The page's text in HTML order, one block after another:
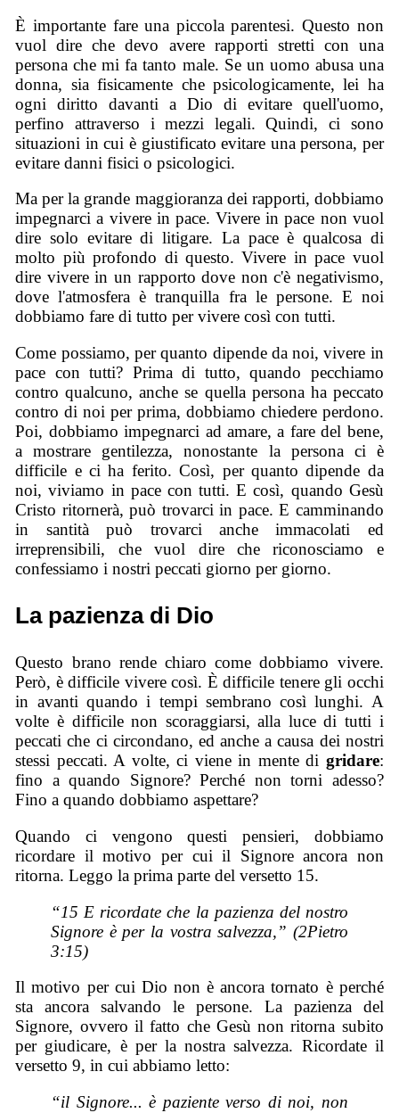
È importante fare una piccola parentesi. Questo non
vuol dire che devo avere rapporti stretti con una
persona che mi fa tanto male. Se un uomo abusa una
donna, sia fisicamente che psicologicamente, lei ha
ogni diritto davanti a Dio di evitare quell'uomo,
perfino attraverso i mezzi legali. Quindi, ci sono
situazioni in cui è giustificato evitare una persona, per
evitare danni fisici o psicologici.
Ma per la grande maggioranza dei rapporti, dobbiamo
impegnarci a vivere in pace. Vivere in pace non vuol
dire solo evitare di litigare. La pace è qualcosa di
molto più profondo di questo. Vivere in pace vuol
dire vivere in un rapporto dove non c'è negativismo,
dove l'atmosfera è tranquilla fra le persone. E noi
dobbiamo fare di tutto per vivere così con tutti.
Come possiamo, per quanto dipende da noi, vivere in
pace con tutti? Prima di tutto, quando pecchiamo
contro qualcuno, anche se quella persona ha peccato
contro di noi per prima, dobbiamo chiedere perdono.
Poi, dobbiamo impegnarci ad amare, a fare del bene,
a mostrare gentilezza, nonostante la persona ci è
difficile e ci ha ferito. Così, per quanto dipende da
noi, viviamo in pace con tutti. E così, quando Gesù
Cristo ritornerà, può trovarci in pace. E camminando
in santità può trovarci anche immacolati ed
irreprensibili, che vuol dire che riconosciamo e
confessiamo i nostri peccati giorno per giorno.
La pazienza di Dio
Questo brano rende chiaro come dobbiamo vivere.
Però, è difficile vivere così. È difficile tenere gli occhi
in avanti quando i tempi sembrano così lunghi. A
volte è difficile non scoraggiarsi, alla luce di tutti i
peccati che ci circondano, ed anche a causa dei nostri
stessi peccati. A volte, ci viene in mente di gridare:
fino a quando Signore? Perché non torni adesso?
Fino a quando dobbiamo aspettare?
Quando ci vengono questi pensieri, dobbiamo
ricordare il motivo per cui il Signore ancora non
ritorna. Leggo la prima parte del versetto 15.
“15 E ricordate che la pazienza del nostro
Signore è per la vostra salvezza,” (2Pietro
3:15)
Il motivo per cui Dio non è ancora tornato è perché
sta ancora salvando le persone. La pazienza del
Signore, ovvero il fatto che Gesù non ritorna subito
per giudicare, è per la nostra salvezza. Ricordate il
versetto 9, in cui abbiamo letto:
“il Signore... è paziente verso di noi, non